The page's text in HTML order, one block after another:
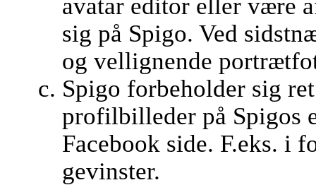
avatar editor eller være
sig på Spigo. Ved
og vellignende
Spigo forbeholder sig
profilbilleder på Spigos
Facebook side. F.eks. i
gevinster.